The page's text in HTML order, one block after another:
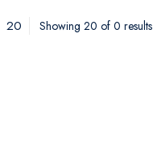
Showing 20 of 0 results
20